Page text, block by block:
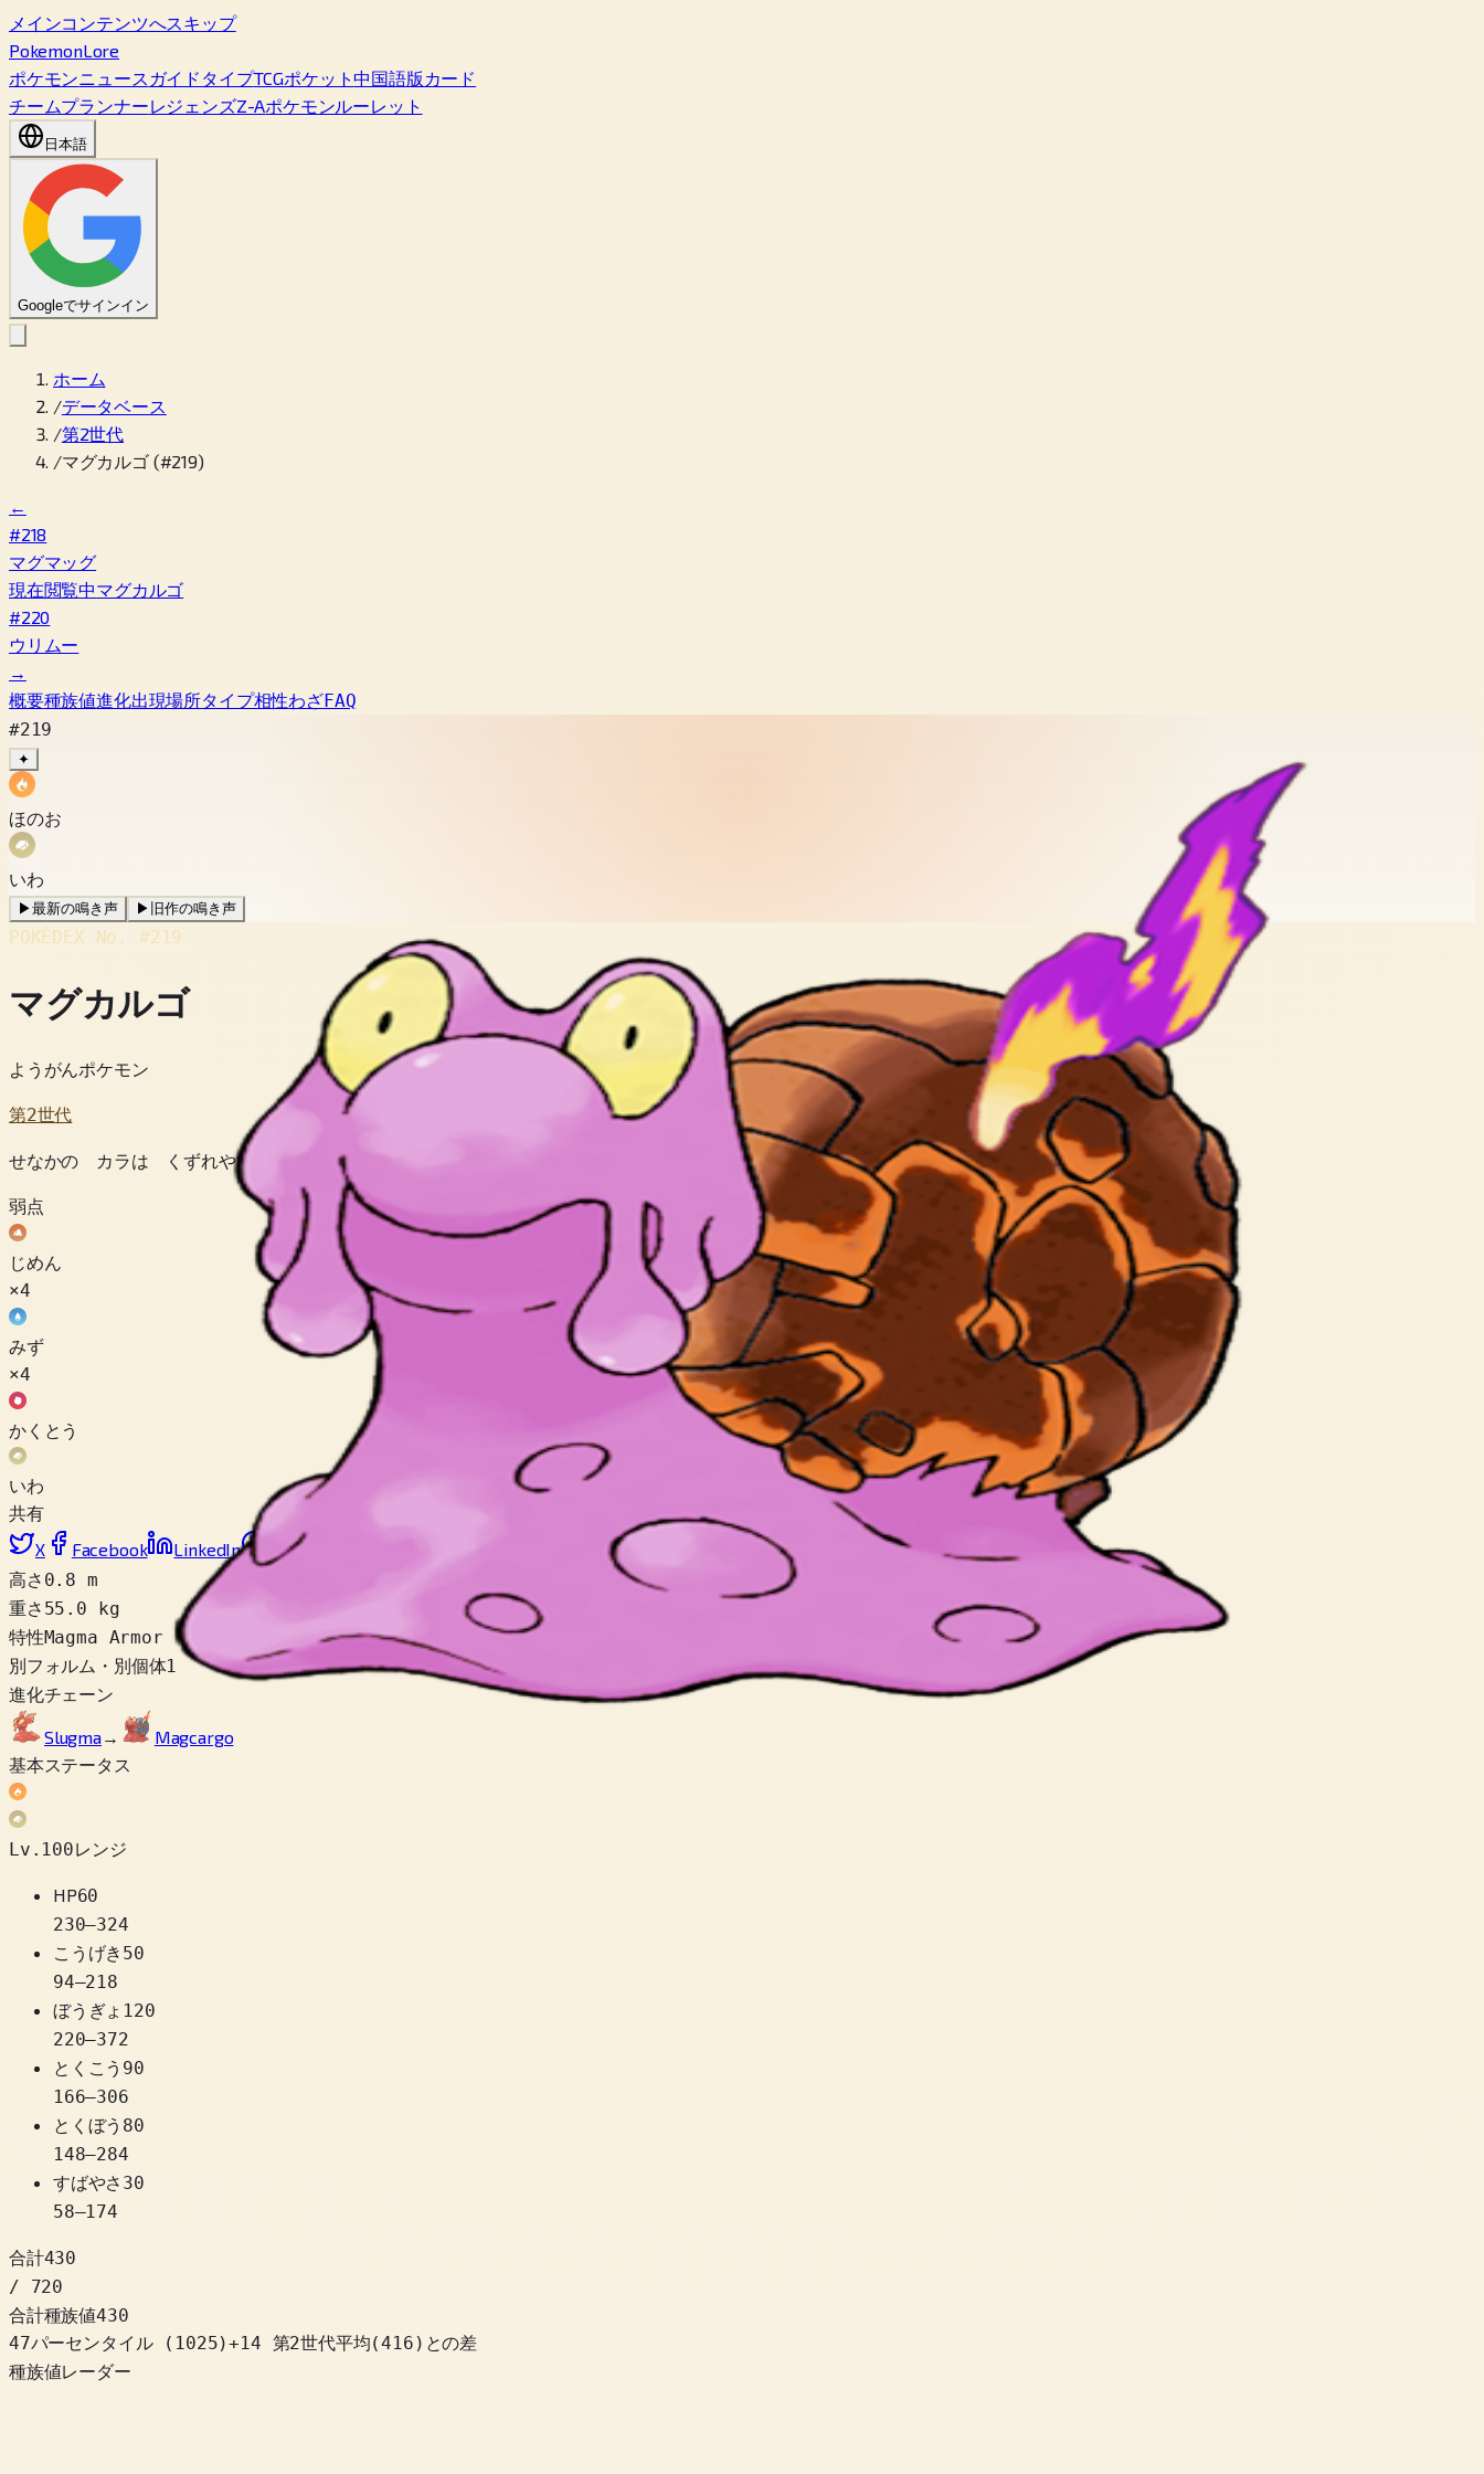
メインコンテンツへスキップ
PokemonLore
ポケモンニュース ガイド タイプTCGポケット中国語版カード
チームプランナーレジェンズZ-Aポケモンルーレット
日本語
Googleでサインイン
ホーム
/データベース
/第2世代
/マグカルゴ (#219)
←
#218
マグマッグ
現在閲覧中マグカルゴ
#220
ウリムー
→
概要種族値進化出現場所タイプ相性わざFAQ
#219
✦
ほのお
いわ
▶最新の鳴き声 ▶ 旧作の鳴き声
POKÉDEX No. #219
マグカルゴ
ようがんポケモン
第2世代
せなかの カラは くずれやすいが ときどき たいないを めぐっている こうねつの ほのおが ふきだす。
弱点
じめん
×4
みず
×4
かくとう
いわ
共有
X
Facebook LinkedIn Reddit
高さ 0.8 m
重さ 55.0 kg
特性Magma Armor
別フォルム・別個体1
進化チェーン
Slugma→
Magcargo
基本ステータス
Lv.100レンジ
HP60
230–324
こうげき 50
94–218
ぼうぎょ 120
220–372
とくこう 90
166–306
とくぼう 80
148–284
すばやさ 30
58–174
合計430
/ 720
合計種族値430
47パーセンタイル
( 1025)+14 第2世代平均(416)との差
種族値レーダー